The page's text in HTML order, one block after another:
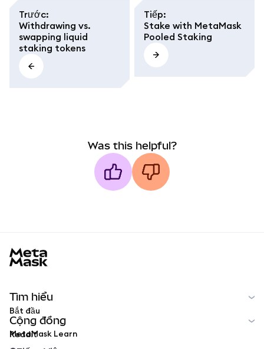
Trước:
Withdrawing vs.
swapping liquid
staking tokens
Tiếp:
Stake with MetaMask
Pooled Staking
Was this helpful?
Tìm hiểu
Bắt đầu
MetaMask Learn
Cộng đồng
Reddit